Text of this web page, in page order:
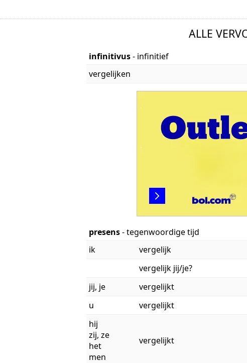
ALLE
infinitivus- infinitief
vergelijken
presens- tegenwoordige tijd
ik
vergelijk
vergelijk jij/je?
jij, je
vergelijkt
u
vergelijkt
hij
zij, ze
het
men
vergelijkt